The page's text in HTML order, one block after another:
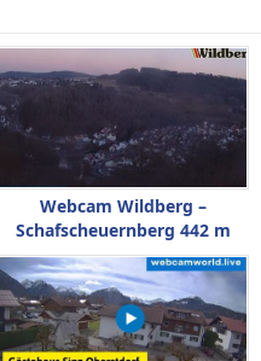
Webcam Wildberg –
Schafscheuernberg 442 m
Live